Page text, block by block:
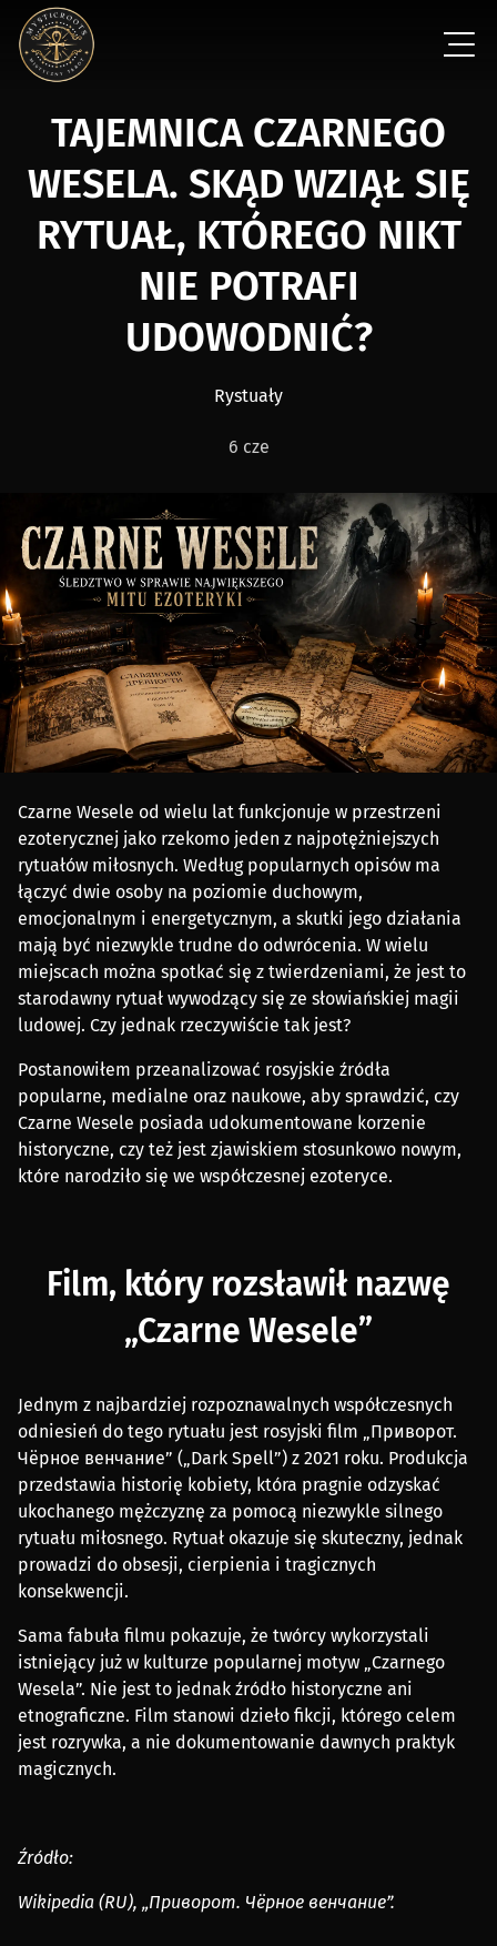
TAJEMNICA CZARNEGO
WESELA. SKĄD WZIĄŁ SIĘ
RYTUAŁ, KTÓREGO NIKT
NIE POTRAFI
UDOWODNIĆ?
Rystuały
6 cze
Czarne Wesele od wielu lat funkcjonuje w przestrzeni
ezoterycznej jako rzekomo jeden z najpotężniejszych
rytuałów miłosnych. Według popularnych opisów ma
łączyć dwie osoby na poziomie duchowym,
emocjonalnym i energetycznym, a skutki jego działania
mają być niezwykle trudne do odwrócenia. W wielu
miejscach można spotkać się z twierdzeniami, że jest to
starodawny rytuał wywodzący się ze słowiańskiej magii
ludowej. Czy jednak rzeczywiście tak jest?
Postanowiłem przeanalizować rosyjskie źródła
popularne, medialne oraz naukowe, aby sprawdzić, czy
Czarne Wesele posiada udokumentowane korzenie
historyczne, czy też jest zjawiskiem stosunkowo nowym,
które narodziło się we współczesnej ezoteryce.
Film, który rozsławił nazwę
„Czarne Wesele”
Jednym z najbardziej rozpoznawalnych współczesnych
odniesień do tego rytuału jest rosyjski film „Приворот.
Чёрное венчание” („Dark Spell”) z 2021 roku. Produkcja
przedstawia historię kobiety, która pragnie odzyskać
ukochanego mężczyznę za pomocą niezwykle silnego
rytuału miłosnego. Rytuał okazuje się skuteczny, jednak
prowadzi do obsesji, cierpienia i tragicznych
konsekwencji.
Sama fabuła filmu pokazuje, że twórcy wykorzystali
istniejący już w kulturze popularnej motyw „Czarnego
Wesela”. Nie jest to jednak źródło historyczne ani
etnograficzne. Film stanowi dzieło fikcji, którego celem
jest rozrywka, a nie dokumentowanie dawnych praktyk
magicznych.
Źródło:
Wikipedia (RU), „Приворот. Чёрное венчание”.